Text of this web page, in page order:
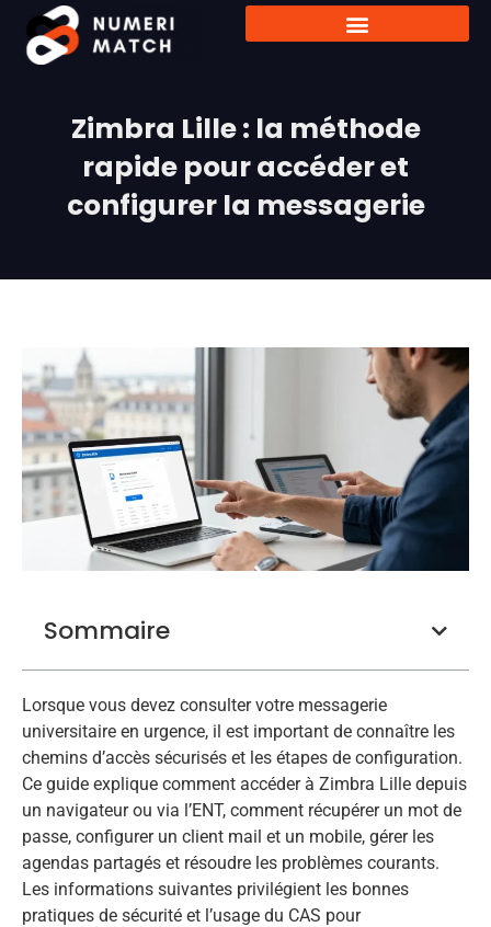
Zimbra Lille : la méthode
rapide pour accéder et
configurer la messagerie
Sommaire
Lorsque vous devez consulter votre messagerie
universitaire en urgence, il est important de connaître les
chemins d’accès sécurisés et les étapes de configuration.
Ce guide explique comment accéder à Zimbra Lille depuis
un navigateur ou via l’ENT, comment récupérer un mot de
passe, configurer un client mail et un mobile, gérer les
agendas partagés et résoudre les problèmes courants.
Les informations suivantes privilégient les bonnes
pratiques de sécurité et l’usage du CAS pour